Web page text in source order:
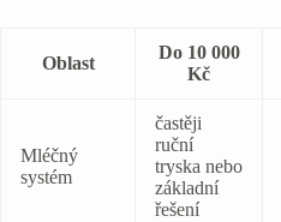
Oblast
Do 10 000
Kč
Mléčný
systém
častěji
ruční
tryska nebo
základní
řešení